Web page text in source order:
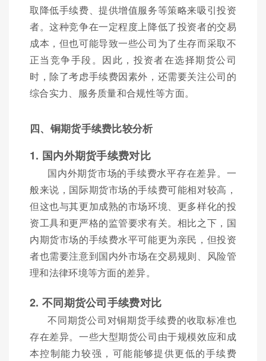
取降低手续费、提供增值服务等策略来吸引投资
者。这种竞争在一定程度上降低了投资者的交易
成本，但也可能导致一些公司为了生存而采取不
正当竞争手段。因此，投资者在选择期货公司
时，除了考虑手续费因素外，还需要关注公司的
综合实力、服务质量和合规性等方面。
四、铜期货手续费比较分析
1. 国内外期货手续费对比
国内外期货市场的手续费水平存在差异。一
般来说，国际期货市场的手续费可能相对较高，
但这也与其更加成熟的市场环境、更多样化的投
资工具和更严格的监管要求有关。相比之下，国
内期货市场的手续费水平可能更为亲民，但投资
者也需要注意到国内外市场在交易规则、风险管
理和法律环境等方面的差异。
2. 不同期货公司手续费对比
不同期货公司对铜期货手续费的收取标准也
存在差异。一些大型期货公司由于规模效应和成
本控制能力较强，可能能够提供更低的手续费